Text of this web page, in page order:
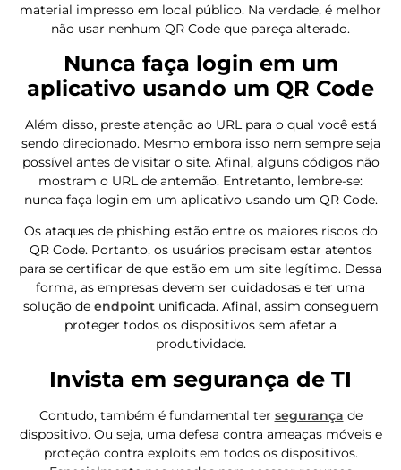
material impresso em local público. Na verdade, é melhor
não usar nenhum QR Code que pareça alterado.
Nunca faça login em um
aplicativo usando um QR Code
Além disso, preste atenção ao URL para o qual você está
sendo direcionado. Mesmo embora isso nem sempre seja
possível antes de visitar o site. Afinal, alguns códigos não
mostram o URL de antemão. Entretanto, lembre-se:
nunca faça login em um aplicativo usando um QR Code.
Os ataques de phishing estão entre os maiores riscos do
QR Code. Portanto, os usuários precisam estar atentos
para se certificar de que estão em um site legítimo. Dessa
forma, as empresas devem ser cuidadosas e ter uma
solução de endpointunificada. Afinal, assim conseguem
proteger todos os dispositivos sem afetar a
produtividade.
Invista em segurança de TI
Contudo, também é fundamental ter segurança de
dispositivo. Ou seja, uma defesa contra ameaças móveis e
proteção contra exploits em todos os dispositivos.